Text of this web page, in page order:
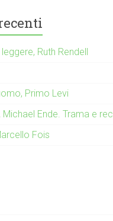
Ruth Rendell
Primo Levi
Ende. Trama e
Fois